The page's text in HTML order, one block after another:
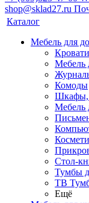
shop@sklad27.ru
Каталог
Мебель для
Кровати
Мебель
Комоды
Шкафы,
Мебель
Стол-
Тумбы
ТВ
Ещё